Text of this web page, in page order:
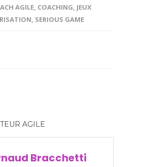
AGILE, COACHING, JEUX
, SERIOUS GAME
AGILE
Bracchetti